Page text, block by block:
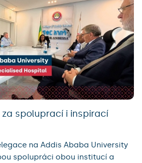
spoluprací i inspirací
na Addis Ababa University
spolupráci obou institucí a